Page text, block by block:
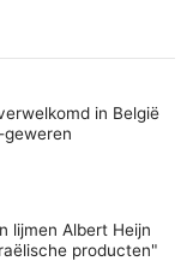
in België
geweren
lijmen Albert Heijn
producten"